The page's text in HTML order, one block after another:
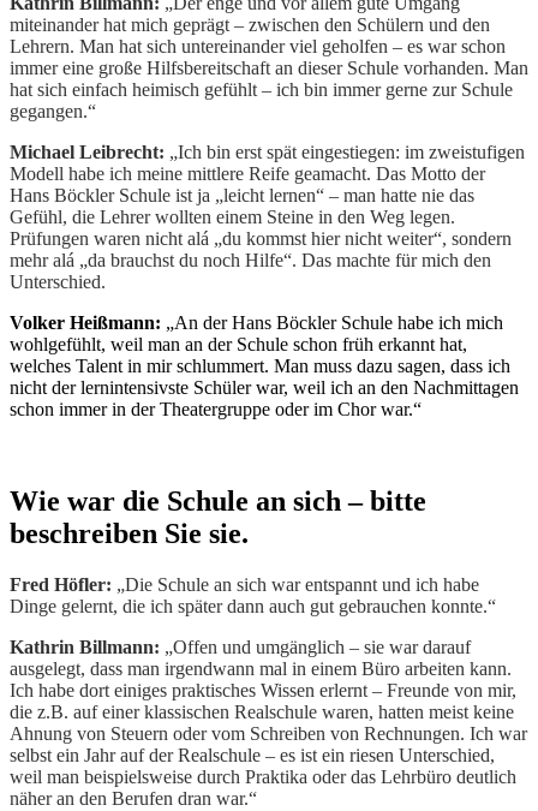
miteinander hat mich geprägt – zwischen den Schülern und den
Lehrern. Man hat sich untereinander viel geholfen – es war schon
immer eine große Hilfsbereitschaft an dieser Schule vorhanden. Man
hat sich einfach heimisch gefühlt – ich bin immer gerne zur Schule
gegangen.“
Michael Leibrecht: „Ich bin erst spät eingestiegen: im zweistufigen
Modell habe ich meine mittlere Reife geamacht. Das Motto der
Hans Böckler Schule ist ja „leicht lernen“ – man hatte nie das
Gefühl, die Lehrer wollten einem Steine in den Weg legen.
Prüfungen waren nicht alá „du kommst hier nicht weiter“, sondern
mehr alá „da brauchst du noch Hilfe“. Das machte für mich den
Unterschied.
Volker Heißmann: „An der Hans Böckler Schule habe ich mich
wohlgefühlt, weil man an der Schule schon früh erkannt hat,
welches Talent in mir schlummert. Man muss dazu sagen, dass ich
nicht der lernintensivste Schüler war, weil ich an den Nachmittagen
schon immer in der Theatergruppe oder im Chor war.“
Wie war die Schule an sich – bitte
beschreiben Sie sie.
Fred Höfler: „Die Schule an sich war entspannt und ich habe
Dinge gelernt, die ich später dann auch gut gebrauchen konnte.“
Kathrin Billmann: „Offen und umgänglich – sie war darauf
ausgelegt, dass man irgendwann mal in einem Büro arbeiten kann.
Ich habe dort einiges praktisches Wissen erlernt – Freunde von mir,
die z.B. auf einer klassischen Realschule waren, hatten meist keine
Ahnung von Steuern oder vom Schreiben von Rechnungen. Ich war
selbst ein Jahr auf der Realschule – es ist ein riesen Unterschied,
weil man beispielsweise durch Praktika oder das Lehrbüro deutlich
näher an den Berufen dran war.“